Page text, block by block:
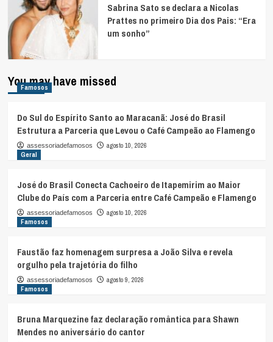
Sabrina Sato se declara a Nicolas
Prattes no primeiro Dia dos Pais: “Era
um sonho”
You may have missed
Famosos
Do Sul do Espírito Santo ao Maracanã: José do Brasil
Estrutura a Parceria que Levou o Café Campeão ao Flamengo
assessoriadefamosos
agosto 10, 2026
Geral
José do Brasil Conecta Cachoeiro de Itapemirim ao Maior
Clube do País com a Parceria entre Café Campeão e Flamengo
assessoriadefamosos
agosto 10, 2026
Famosos
Faustão faz homenagem surpresa a João Silva e revela
orgulho pela trajetória do filho
assessoriadefamosos
agosto 9, 2026
Famosos
Bruna Marquezine faz declaração romântica para Shawn
Mendes no aniversário do cantor